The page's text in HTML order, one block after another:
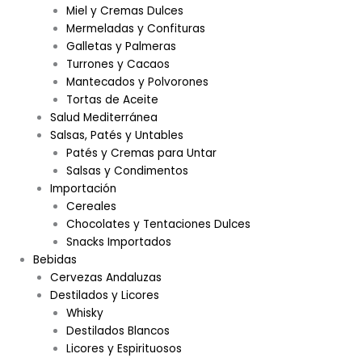
Miel y Cremas Dulces
Mermeladas y Confituras
Galletas y Palmeras
Turrones y Cacaos
Mantecados y Polvorones
Tortas de Aceite
Salud Mediterránea
Salsas, Patés y Untables
Patés y Cremas para Untar
Salsas y Condimentos
Importación
Cereales
Chocolates y Tentaciones Dulces
Snacks Importados
Bebidas
Cervezas Andaluzas
Destilados y Licores
Whisky
Destilados Blancos
Licores y Espirituosos